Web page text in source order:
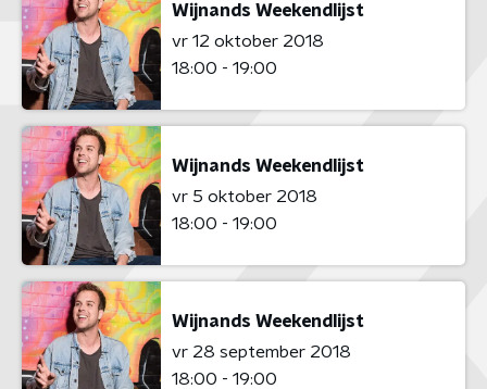
Wijnands Weekendlijst
vr 12 oktober 2018
18:00 - 19:00
Wijnands Weekendlijst
vr 5 oktober 2018
18:00 - 19:00
Wijnands Weekendlijst
vr 28 september 2018
18:00 - 19:00